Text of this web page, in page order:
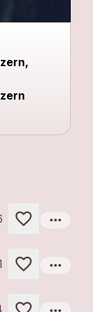
more_horiz
more_horiz